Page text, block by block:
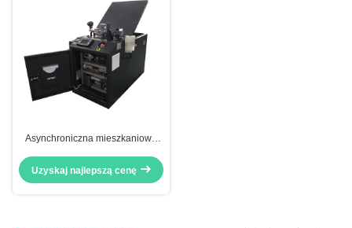
Asynchroniczna mieszkaniowa
kogeneracyjne 15kW 20kVA z
silnikiem 4Y
Uzyskaj najlepszą cenę